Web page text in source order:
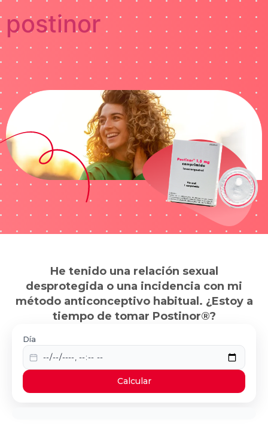
postinor
He tenido una relación sexual
desprotegida o una incidencia con mi
método anticonceptivo habitual. ¿Estoy a
tiempo de tomar Postinor®?
Día
Calcular